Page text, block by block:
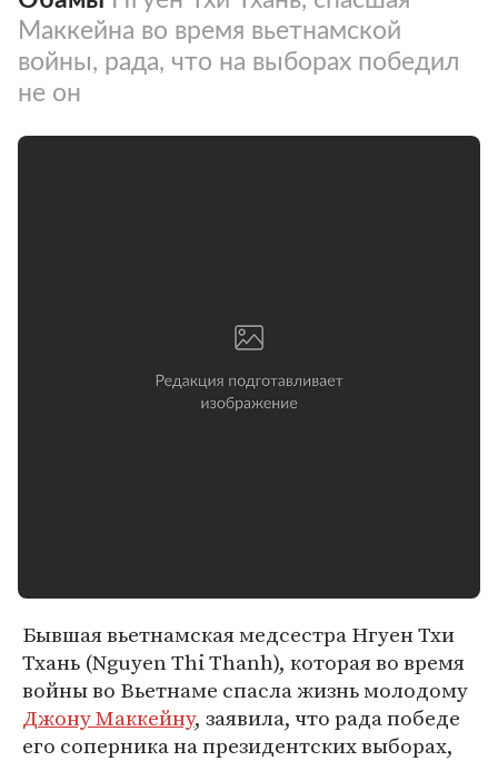
Маккейна во время вьетнамской
войны, рада, что на выборах победил
не он
Бывшая вьетнамская медсестра Нгуен Тхи
Тхань (Nguyen Thi Thanh), которая во время
войны во Вьетнаме спасла жизнь молодому
Джону Маккейну, заявила, что рада победе
его соперника на президентских выборах,